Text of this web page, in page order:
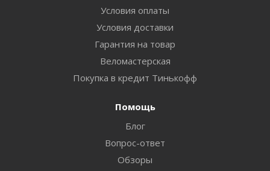
Условия оплаты
Условия доставки
Гарантия на товар
Веломастерская
Покупка в кредит Тинькофф
Помощь
Блог
Вопрос-ответ
Обзоры